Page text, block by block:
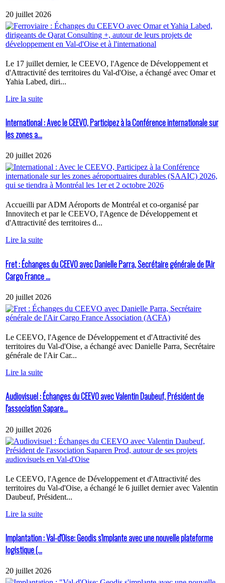
20 juillet 2026
Le 17 juillet dernier, le CEEVO, l'Agence de Développement et
d'Attractivité des territoires du Val-d'Oise, a échangé avec Omar et
Yahia Labed, diri...
Lire la suite
International : Avec le CEEVO, Participez à la Conférence internationale sur
les zones a...
20 juillet 2026
Accueilli par ADM Aéroports de Montréal et co-organisé par
Innovitech et par le CEEVO, l'Agence de Développement et
d'Attractivité des territoires d...
Lire la suite
Fret : Échanges du CEEVO avec Danielle Parra, Secrétaire générale de l'Air
Cargo France ...
20 juillet 2026
Le CEEVO, l'Agence de Développement et d'Attractivité des
territoires du Val-d'Oise, a échangé avec Danielle Parra, Secrétaire
générale de l'Air Car...
Lire la suite
Audiovisuel : Échanges du CEEVO avec Valentin Daubeuf, Président de
l'association Sapare...
20 juillet 2026
Le CEEVO, l'Agence de Développement et d'Attractivité des
territoires du Val-d'Oise, a échangé le 6 juillet dernier avec Valentin
Daubeuf, Président...
Lire la suite
Implantation : Val-d'Oise: Geodis s'implante avec une nouvelle plateforme
logistique (...
20 juillet 2026